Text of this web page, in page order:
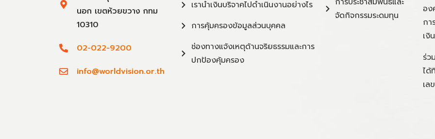
นอก เขตห้วยขวาง กทม
10310
02-022-9200
info@worldvision.or.th
เรานำเงินบริจาคไปดำเนินงานอย่างไร
การคุ้มครองข้อมูลส่วนบุคคล
ช่องทางแจ้งเหตุด้านจริยธรรมและการ
ปกป้องคุ้มครอง
จัดกิจกรรมระดมทุน
อง
กา
เงิ
ร่ว
ได้
เ